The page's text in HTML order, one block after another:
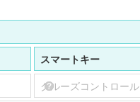
スマートキー
クルーズコントロール